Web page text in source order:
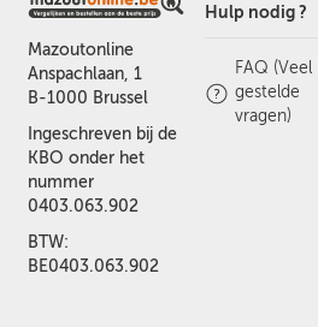
Mazoutonline
Anspachlaan, 1
B-1000 Brussel
Ingeschreven bij de
KBO onder het
nummer
0403.063.902
BTW:
BE0403.063.902
Hulp nodig ?
FAQ (Veel
gestelde
vragen)